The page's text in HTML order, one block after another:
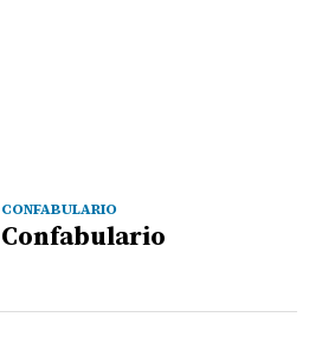
CONFABULARIO
Confabulario